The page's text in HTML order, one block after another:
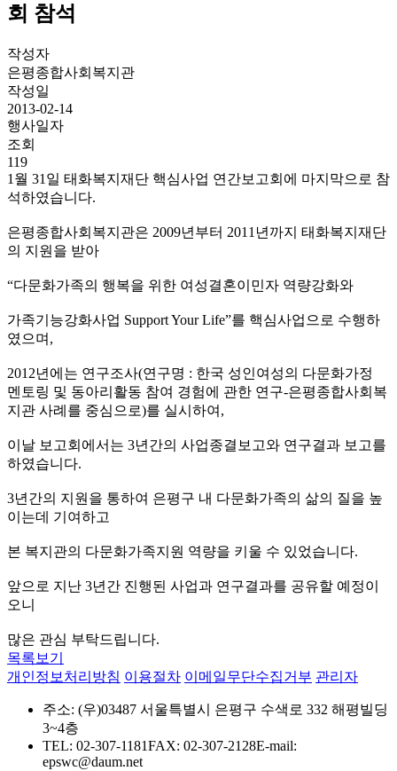
회 참석
작성자
은평종합사회복지관
작성일
2013-02-14
행사일자
조회
119
1월 31일 태화복지재단 핵심사업 연간보고회에 마지막으로 참
석하였습니다.
은평종합사회복지관은 2009년부터 2011년까지 태화복지재단
의 지원을 받아
“다문화가족의 행복을 위한 여성결혼이민자 역량강화와
가족기능강화사업 Support Your Life”를 핵심사업으로 수행하
였으며,
2012년에는 연구조사(연구명 : 한국 성인여성의 다문화가정
멘토링 및 동아리활동 참여 경험에 관한 연구-은평종합사회복
지관 사례를 중심으로)를 실시하여,
이날 보고회에서는 3년간의 사업종결보고와 연구결과 보고를
하였습니다.
3년간의 지원을 통하여 은평구 내 다문화가족의 삶의 질을 높
이는데 기여하고
본 복지관의 다문화가족지원 역량을 키울 수 있었습니다.
앞으로 지난 3년간 진행된 사업과 연구결과를 공유할 예정이
오니
많은 관심 부탁드립니다.
목록보기
개인정보처리방침 이용절차 이메일무단수집거부 관리자
주소: (우)03487 서울특별시 은평구 수색로 332 해평빌딩
3~4층
TEL: 02-307-1181FAX: 02-307-2128E-mail:
epswc@daum.net